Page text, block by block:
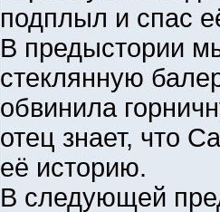
подплыл и спас
В предыстории
стеклянную
обвинила
отец знает, что
её историю.
В следующей